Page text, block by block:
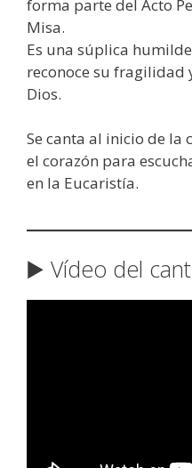
forma parte del Acto
Misa.
Es una súplica
reconoce su fragilidad
Dios.
Se canta al inicio de la
el corazón para
en la Eucaristía.
▶️ Vídeo del